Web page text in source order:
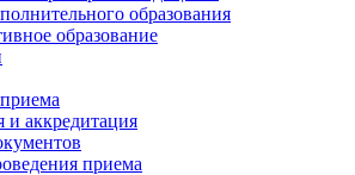
образования
образование
и аккредитация
приема